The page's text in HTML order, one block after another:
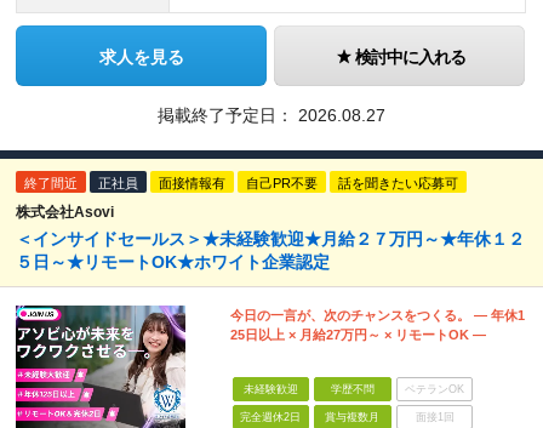
求人を見る 検討中に入れる
掲載終了予定日： 2026.08.27
終了間近 正社員 面接情報有 自己PR不要 話を聞きたい応募可
株式会社Asovi
＜インサイドセールス＞★未経験歓迎★月給２７万円～★年休１２
５日～★リモートOK★ホワイト企業認定
今日の一言が、次のチャンスをつくる。 ― 年休1
25日以上 × 月給27万円～ × リモートOK ―
未経験歓迎 学歴不問 ベテランOK
完全週休2日 賞与複数月 面接1回